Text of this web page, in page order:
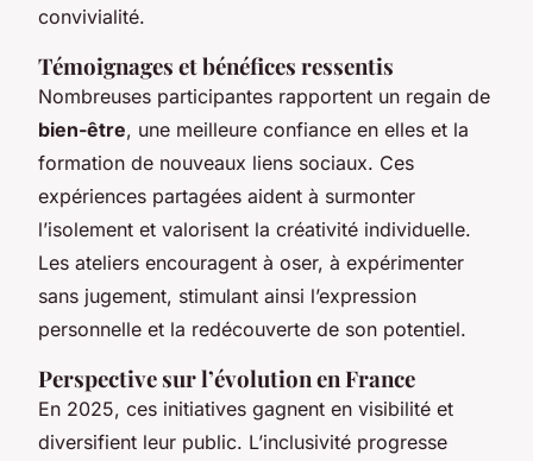
convivialité.
Témoignages et bénéfices ressentis
Nombreuses participantes rapportent un regain de
bien-être, une meilleure confiance en elles et la
formation de nouveaux liens sociaux. Ces
expériences partagées aident à surmonter
l’isolement et valorisent la créativité individuelle.
Les ateliers encouragent à oser, à expérimenter
sans jugement, stimulant ainsi l’expression
personnelle et la redécouverte de son potentiel.
Perspective sur l’évolution en France
En 2025, ces initiatives gagnent en visibilité et
diversifient leur public. L’inclusivité progresse